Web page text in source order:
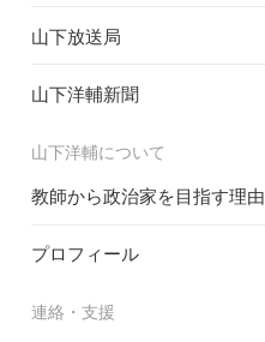
山下放送局
山下洋輔新聞
山下洋輔について
教師から政治家を目指す理由
プロフィール
連絡・支援